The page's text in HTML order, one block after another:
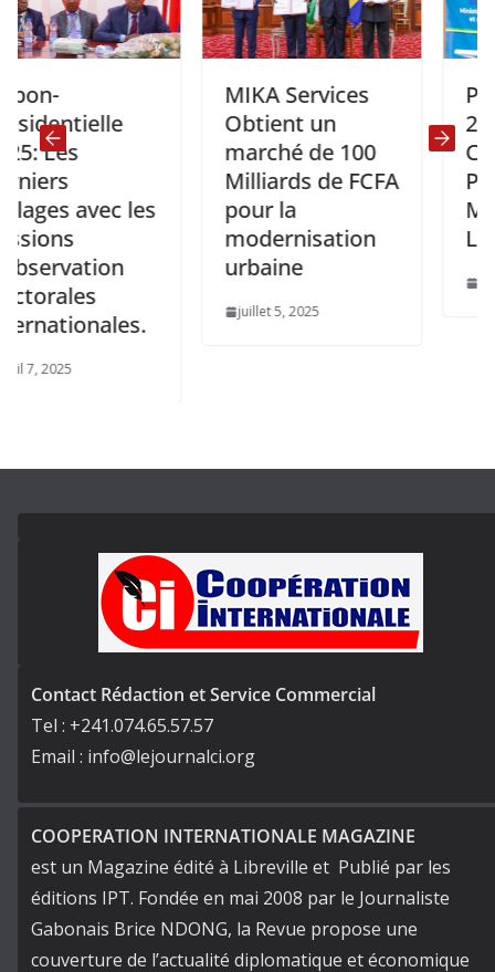
avec les
MIKA Services
Obtient un
marché de 100
Milliards de FCFA
pour la
modernisation
urbaine
juillet 5, 2025
2025:
Presse
janvier 25,
Contact Rédaction et Service Commercial
Tel : +241.074.65.57.57
Email : info@lejournalci.org
COOPERATION INTERNATIONALE MAGAZINE
est un Magazine édité à Libreville et Publié par les
éditions IPT. Fondée en mai 2008 par le Journaliste
Gabonais Brice NDONG, la Revue propose une
couverture de l’actualité diplomatique et économique